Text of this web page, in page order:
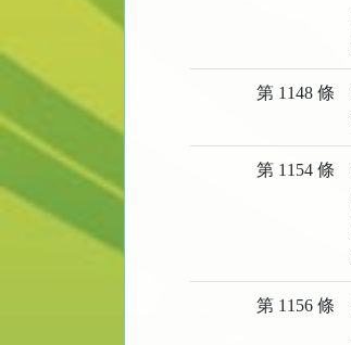
第 1148 條
第 1154 條
第 1156 條